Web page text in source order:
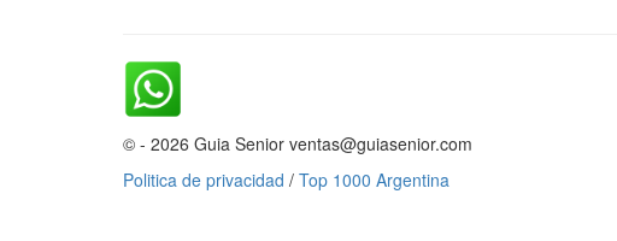
© - 2026 Guia Senior ventas@guiasenior.com
Politica de privacidad / Top 1000 Argentina